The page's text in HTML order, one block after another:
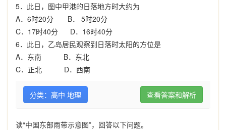
5．此日，图中甲港的日落地方时大约为
A． 6时20分 B． 5时20分
C． 17时40分 D． 16时40分
6．此日，乙岛居民观察到日落时太阳的方位是
A．东南 B．东北
C．正北 D．西南
分类：高中 地理 查看答案和解析
读“中国东部雨带示意图”，回答以下问题。